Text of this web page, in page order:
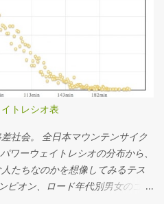
個人TTみたく絶対チェーン落ち
のままで収まるようなギアを選ん
度を求める場...
ちなみにライダーの体重がもっ
くなり、ライダーのパワーウェ
れるようになります。逆に言う
が小さい方が効く。その辺をま
終端速度を求める式(1を三次方程
・p ・CdA c = m ・g ・Crr d =
a^2・d + 3・a・√(3・(27・
|(4・(-27・a^2・d - 3・a・√(3・
3) ・-1) それぞれこの3つの式で
、g=9.81m/s^2の状況におい
h)で走る必要なパワーは1の
+ 0.004・65・9.81・11.11 w =
h)で209.07Wで走行時のCdAは2
・9.81・11.11)/(0.5・1.226・
トレシオ表
社会。 全日本マウンテンサイク
ワーウェイトレシオの分布から、
たちなのかを想像してみるテス
ピオン、ロード年代別男女のゴー